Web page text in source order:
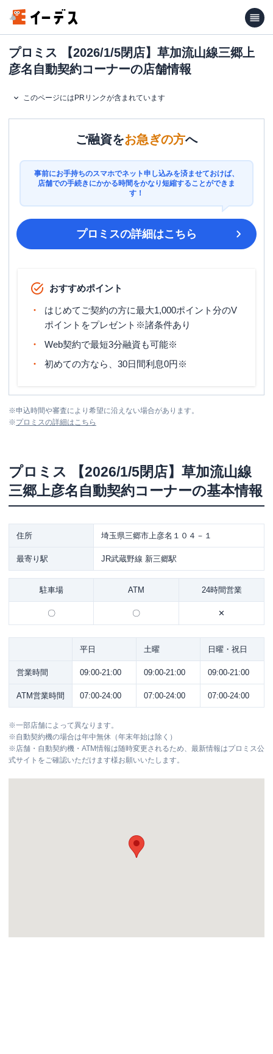
プロミス 【2026/1/5閉店】草加流山線三郷上
彦名自動契約コーナーの店舗情報
このページにはPRリンクが含まれています
ご融資をお急ぎの方へ
事前にお手持ちのスマホでネット申し込みを済ませておけば、
店舗での手続きにかかる時間をかなり短縮することができま
す！
プロミスの詳細はこちら
おすすめポイント
はじめてご契約の方に最大1,000ポイント分のV
ポイントをプレゼント※諸条件あり
Web契約で最短3分融資も可能※
初めての方なら、30日間利息0円※
※申込時間や審査により希望に沿えない場合があります。
※プロミスの詳細はこちら
プロミス
【2026/1/5閉店】草加流山線
三郷上彦名自動契約コーナーの基本情報
住所 埼玉県三郷市上彦名１０４－１
最寄り駅 JR武蔵野線 新三郷駅
駐車場 ATM 24時間営業
〇 〇 ✕
平日 土曜 日曜・祝日
営業時間 09:00-21:00 09:00-21:00 09:00-21:00
ATM営業時間 07:00-24:00 07:00-24:00 07:00-24:00
※一部店舗によって異なります。
※自動契約機の場合は年中無休（年末年始は除く）
※店舗・自動契約機・ATM情報は随時変更されるため、最新情報はプロミス公
式サイトをご確認いただけます様お願いいたします。